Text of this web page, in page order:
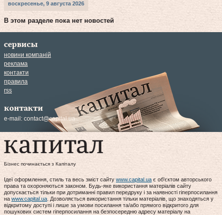
воскресенье, 9 августа 2026
В этом разделе пока нет новостей
сервисы
новини компаній
реклама
контакти
правила
rss
контакти
e-mail: contact@capital.ua
Бізнес починається з Капіталу
Ідеї оформлення, стиль та весь зміст сайту www.capital.ua є об'єктом авторського
права та охороняються законом. Будь-яке використання матеріалів сайту
допускається тільки при дотриманні правил передруку і за наявності гіперпосилання
на www.capital.ua . Дозволяється використання тільки матеріалів, що знаходяться у
відкритому доступі і лише за умови посилання та/або прямого відкритого для
пошукових систем гіперпосилання на безпосередню адресу матеріалу на